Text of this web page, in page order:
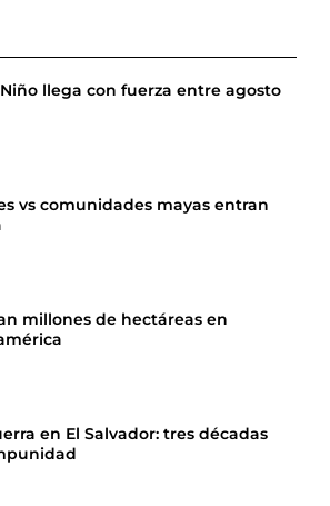
llega con fuerza entre agosto
vs comunidades mayas entran
millones de hectáreas en
en El Salvador: tres décadas